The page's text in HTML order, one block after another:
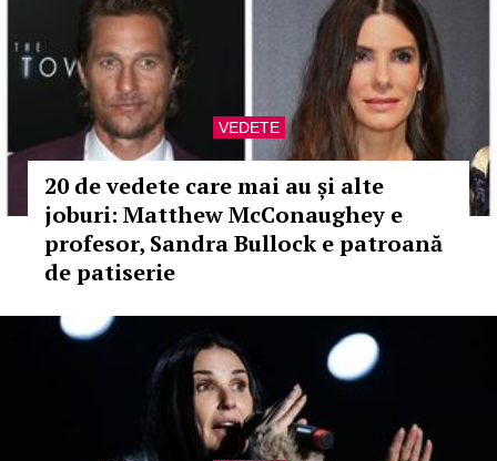
VEDETE
20 de vedete care mai au și alte
joburi: Matthew McConaughey e
profesor, Sandra Bullock e patroană
de patiserie